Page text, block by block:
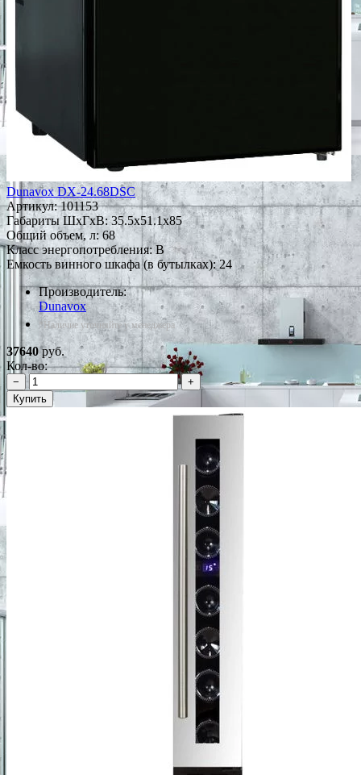
Dunavox DX-24.68DSC
Артикул:101153
Габариты ШxГxВ: 35.5x51.1x85
Общий объем, л: 68
Класс энергопотребления: B
Емкость винного шкафа (в бутылках): 24
Производитель:
Dunavox
*Наличие уточняйте у менеджера
37640руб.
Кол-во:
−
+
Купить